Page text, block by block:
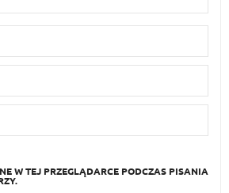
W TEJ PRZEGLĄDARCE PODCZAS PISANIA